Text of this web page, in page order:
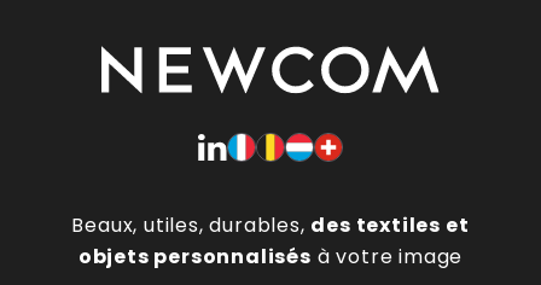
Beaux, utiles, durables, des textiles et
objets personnalisés à votre image